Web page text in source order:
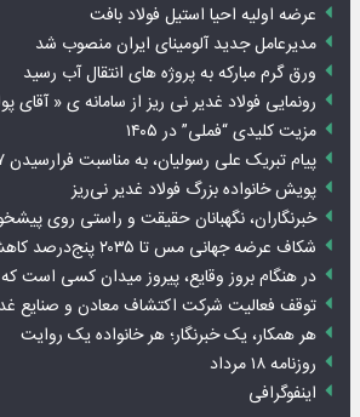
عرضه اولیه احیا استیل فولاد بافت
مدیرعامل جدید آلومینای ایران منصوب شد
ورق گرم مبارکه به پروژه های انتقال آب رسید
رونمایی فولاد غدیر نی ریز از سامانه ی « آقای
مزیت کلیدی “فملی” در ۱۴۰۵
پیام تبریک علی رسولیان، به مناسبت فرارسیدن ۱۷ مرداد روز خبرنگار
پویش خانواده بزرگ فولاد غدیر نی‌ریز
خبرنگاران، نگهبانان حقیقت و راستی روی
شکاف عرضه جهانی مس تا ۲۰۳۵ پنج‌درصد کاهش می‌یابد
در هنگام بروز وقایع، پیروز میدان کسی است
توقف فعالیت شرکت اکتشاف معادن و صنایع
هر همکار، یک خبرنگار؛ هر خانواده یک روایت
روزنامه ۱۸ مرداد
اینفوگرافی